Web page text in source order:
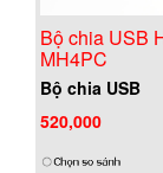
Bộ chia USB
MH4PC
Bộ chia USB
520,000